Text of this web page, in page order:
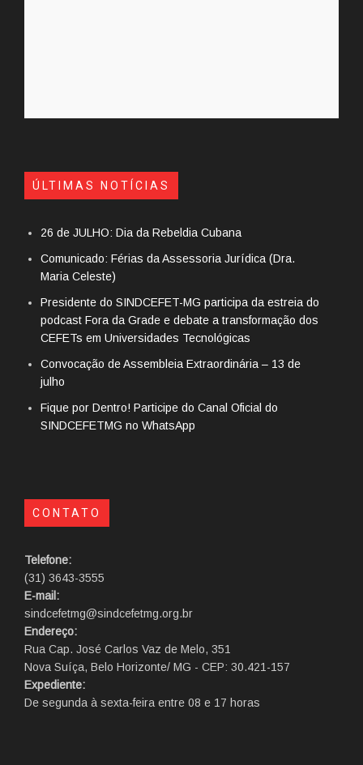
ÚLTIMAS NOTÍCIAS
26 de JULHO: Dia da Rebeldia Cubana
Comunicado: Férias da Assessoria Jurídica (Dra.
Maria Celeste)
Presidente do SINDCEFET-MG participa da estreia do
podcast Fora da Grade e debate a transformação dos
CEFETs em Universidades Tecnológicas
Convocação de Assembleia Extraordinária – 13 de
julho
Fique por Dentro! Participe do Canal Oficial do
SINDCEFETMG no WhatsApp
CONTATO
Telefone:
(31) 3643-3555
E-mail:
sindcefetmg@sindcefetmg.org.br
Endereço:
Rua Cap. José Carlos Vaz de Melo, 351
Nova Suíça, Belo Horizonte/ MG - CEP: 30.421-157
Expediente:
De segunda à sexta-feira entre 08 e 17 horas